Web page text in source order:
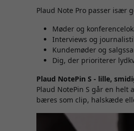
Plaud Note Pro passer især
Møder og
Interviews og
Kundemøder og
Dig, der prioriterer
Plaud NotePin S - lille,
Plaud NotePin S går en
bæres som clip, halskæde